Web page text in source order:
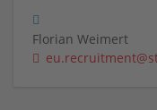
Florian Weimert